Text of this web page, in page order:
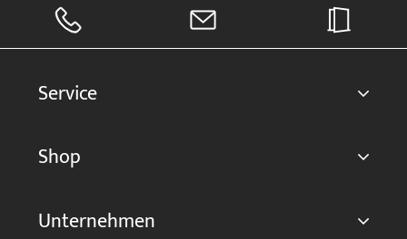
Service
Shop
Unternehmen